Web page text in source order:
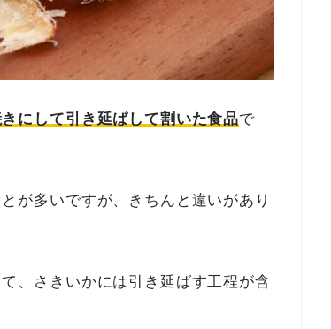
にして引き延ばして割いた食品で
が多いですが、きちんと違いがあり
、さきいかには引き延ばす工程が含